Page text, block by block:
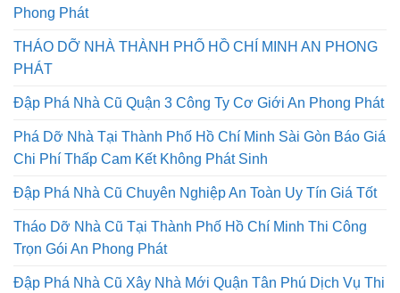
Phong Phát
THÁO DỠ NHÀ THÀNH PHỐ HỒ CHÍ MINH AN PHONG
PHÁT
Đập Phá Nhà Cũ Quận 3 Công Ty Cơ Giới An Phong Phát
Phá Dỡ Nhà Tại Thành Phố Hồ Chí Minh Sài Gòn Báo Giá
Chi Phí Thấp Cam Kết Không Phát Sinh
Đập Phá Nhà Cũ Chuyên Nghiệp An Toàn Uy Tín Giá Tốt
Tháo Dỡ Nhà Cũ Tại Thành Phố Hồ Chí Minh Thi Công
Trọn Gói An Phong Phát
Đập Phá Nhà Cũ Xây Nhà Mới Quận Tân Phú Dịch Vụ Thi